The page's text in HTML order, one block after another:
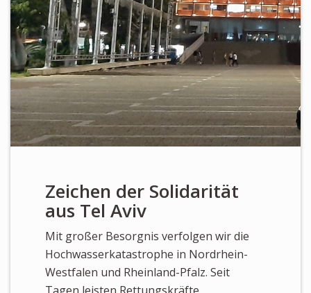
Zeichen der Solidarität
aus Tel Aviv
Mit großer Besorgnis verfolgen wir die
Hochwasserkatastrophe in Nordrhein-
Westfalen und Rheinland-Pfalz. Seit
KONTAKT